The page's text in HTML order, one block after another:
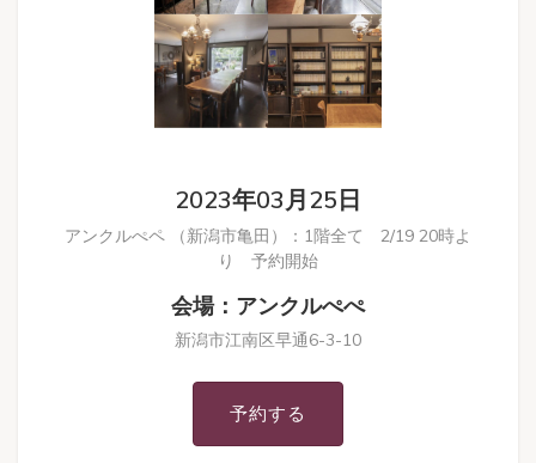
2023年03月25日
アンクルぺペ （新潟市亀田）：1階全て 2/19 20時よ
り 予約開始
会場：アンクルぺぺ
新潟市江南区早通6-3-10
予約する